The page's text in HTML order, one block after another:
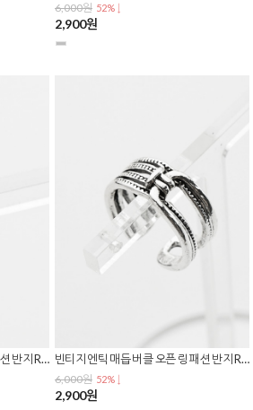
6,000원 52% ↓
2,900원
빈티지 해골 스컬 네일 오픈 링 패션 반지 R-0160 빈티지 엔틱 매듭 버클 오픈 링 패션 반지 R-0159
6,000원 52% ↓
2,900원